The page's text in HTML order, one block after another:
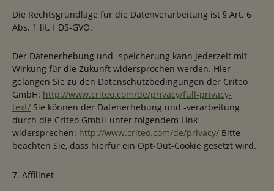
Die Rechtsgrundlage für die Datenverarbeitung ist § Art. 6
Abs. 1 lit. f DS-GVO.
Der Datenerhebung und -speicherung kann jederzeit mit
Wirkung für die Zukunft widersprochen werden. Hier
gelangen Sie zu den Datenschutzbedingungen der Criteo
GmbH: http://www.criteo.com/de/privacy/full-privacy-
text/ Sie können der Datenerhebung und -verarbeitung
durch die Criteo GmbH unter folgendem Link
widersprechen: http://www.criteo.com/de/privacy/ Bitte
beachten Sie, dass hierfür ein Opt-Out-Cookie gesetzt wird.
7. Affilinet